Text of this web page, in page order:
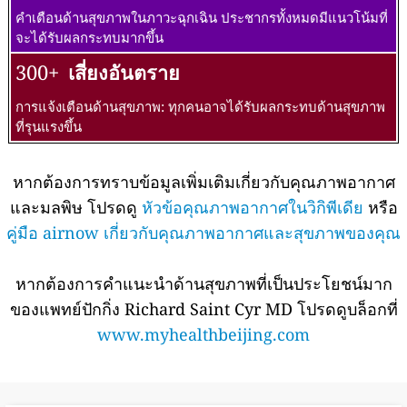
คำเตือนด้านสุขภาพในภาวะฉุกเฉิน ประชากรทั้งหมดมีแนวโน้มที่
จะได้รับผลกระทบมากขึ้น
300+ เสี่ยงอันตราย
การแจ้งเตือนด้านสุขภาพ: ทุกคนอาจได้รับผลกระทบด้านสุขภาพ
ที่รุนแรงขึ้น
หากต้องการทราบข้อมูลเพิ่มเติมเกี่ยวกับคุณภาพอากาศ
และมลพิษ โปรดดู หัวข้อคุณภาพอากาศในวิกิพีเดีย หรือ
คู่มือ airnow เกี่ยวกับคุณภาพอากาศและสุขภาพของคุณ
หากต้องการคำแนะนำด้านสุขภาพที่เป็นประโยชน์มาก
ของแพทย์ปักกิ่ง Richard Saint Cyr MD โปรดดูบล็อกที่
www.myhealthbeijing.com